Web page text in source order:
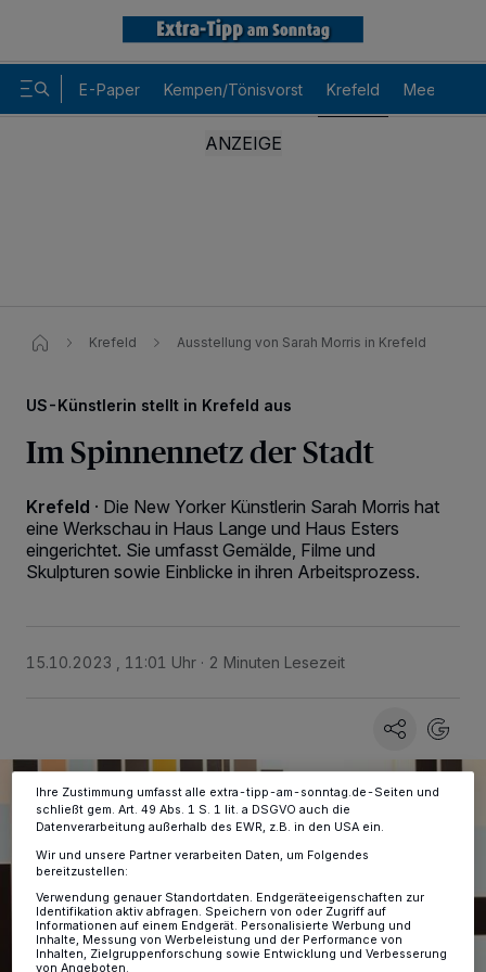
E-Paper Kempen/Tönisvorst Krefeld Meerbusch
Krefeld Ausstellung von Sarah Morris in Krefeld
US-Künstlerin stellt in Krefeld aus
Im Spinnennetz der Stadt
Krefeld · Die New Yorker Künstlerin Sarah Morris hat
eine Werkschau in Haus Lange und Haus Esters
eingerichtet. Sie umfasst Gemälde, Filme und
Skulpturen sowie Einblicke in ihren Arbeitsprozess.
15.10.2023 , 11:01 Uhr 2 Minuten Lesezeit
Wir und unsere218-Partner speichern und greifen auf
Zwecke. Wenn Tracker deaktiviert sind, sind manche Inhalte und
Einstellungen oder Ablehnen am unteren Rand der Webseite klicken.
Informationen finden Sie in unserer Datenschutzerklärung.
Ihre Zustimmung umfasst alle extra-tipp-am-sonntag.de-Seiten und
schließt gem. Art. 49 Abs. 1 S. 1 lit. a DSGVO auch die
Datenverarbeitung außerhalb des EWR, z.B. in den USA ein.
Wir und unsere Partner verarbeiten Daten, um Folgendes
bereitzustellen:
Verwendung genauer Standortdaten. Endgeräteeigenschaften zur
Identifikation aktiv abfragen. Speichern von oder Zugriff auf
Informationen auf einem Endgerät. Personalisierte Werbung und
Inhalte, Messung von Werbeleistung und der Performance von
Inhalten, Zielgruppenforschung sowie Entwicklung und Verbesserung
von Angeboten.